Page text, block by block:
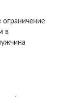
ограничение
в